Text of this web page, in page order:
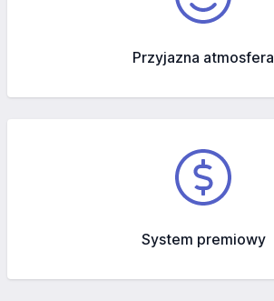
Przyjazna atmosfera
System premiowy